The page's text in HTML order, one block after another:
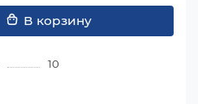
В корзину
10